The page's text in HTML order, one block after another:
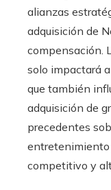
alianzas
adquisición de
compensación.
solo impactará
que también
adquisición de
precedentes
entretenimiento
competitivo y